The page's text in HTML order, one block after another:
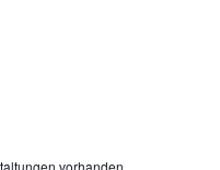
vorhanden.